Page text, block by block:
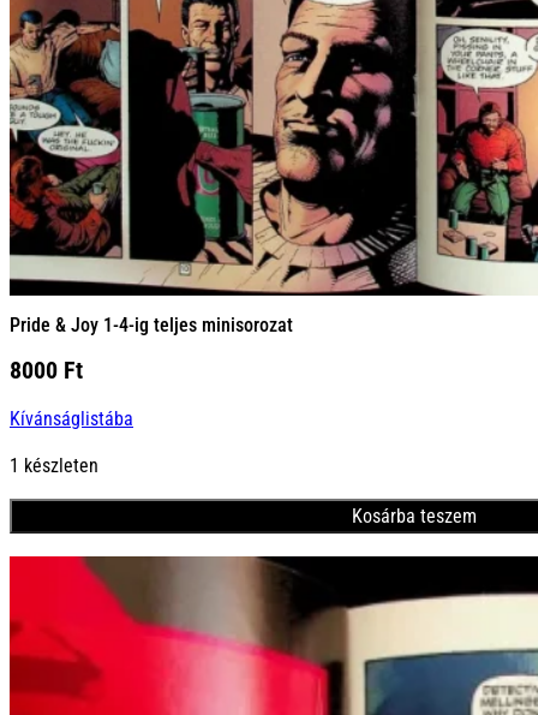
Pride & Joy 1-4-ig teljes minisorozat
8000 Ft
Kívánságlistába
1 készleten
Kosárba teszem